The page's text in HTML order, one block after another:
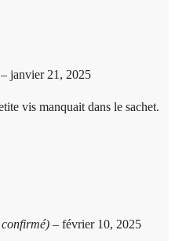
– janvier 21, 2025
vis manquait dans le sachet.
– février 10, 2025